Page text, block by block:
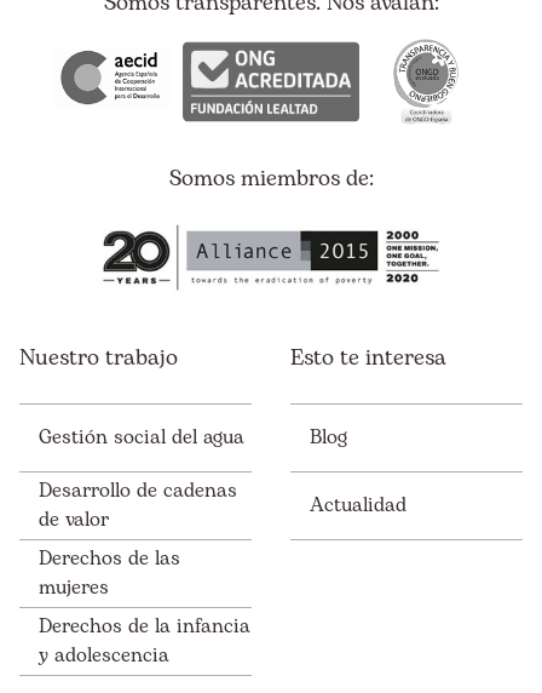
Somos miembros de:
Nuestro trabajo
Gestión social del agua
Desarrollo de cadenas
de valor
Derechos de las
mujeres
Derechos de la infancia
y adolescencia
Esto te interesa
Blog
Actualidad